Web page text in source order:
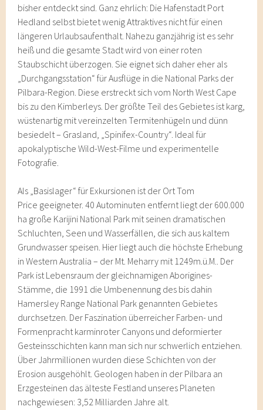
bisher entdeckt sind. Ganz ehrlich: Die Hafenstadt Port
Hedland selbst bietet wenig Attraktives nicht für einen
längeren Urlaubsaufenthalt. Nahezu ganzjährig ist es sehr
heiß und die gesamte Stadt wird von einer roten
Staubschicht überzogen. Sie eignet sich daher eher als
„Durchgangsstation“ für Ausflüge in die National Parks der
Pilbara-Region. Diese erstreckt sich vom North West Cape
bis zu den Kimberleys. Der größte Teil des Gebietes ist karg,
wüstenartig mit vereinzelten Termitenhügeln und dünn
besiedelt – Grasland, „Spinifex-Country“. Ideal für
apokalyptische Wild-West-Filme und experimentelle
Fotografie.
Als „Basislager“ für Exkursionen ist der Ort Tom
Price geeigneter. 40 Autominuten entfernt liegt der 600.000
ha große Karijini National Park mit seinen dramatischen
Schluchten, Seen und Wasserfällen, die sich aus kaltem
Grundwasser speisen. Hier liegt auch die höchste Erhebung
in Western Australia – der Mt. Meharry mit 1249m.ü.M.. Der
Park ist Lebensraum der gleichnamigen Aborigines-
Stämme, die 1991 die Umbenennung des bis dahin
Hamersley Range National Park genannten Gebietes
durchsetzen. Der Faszination überreicher Farben- und
Formenpracht karminroter Canyons und deformierter
Gesteinsschichten kann man sich nur schwerlich entziehen.
Über Jahrmillionen wurden diese Schichten von der
Erosion ausgehöhlt. Geologen haben in der Pilbara an
Erzgesteinen das älteste Festland unseres Planeten
nachgewiesen: 3,52 Milliarden Jahre alt.